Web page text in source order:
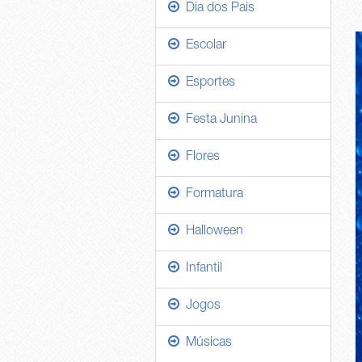
Dia dos Pais
Escolar
Esportes
Festa Junina
Flores
Formatura
Halloween
Infantil
Jogos
Músicas